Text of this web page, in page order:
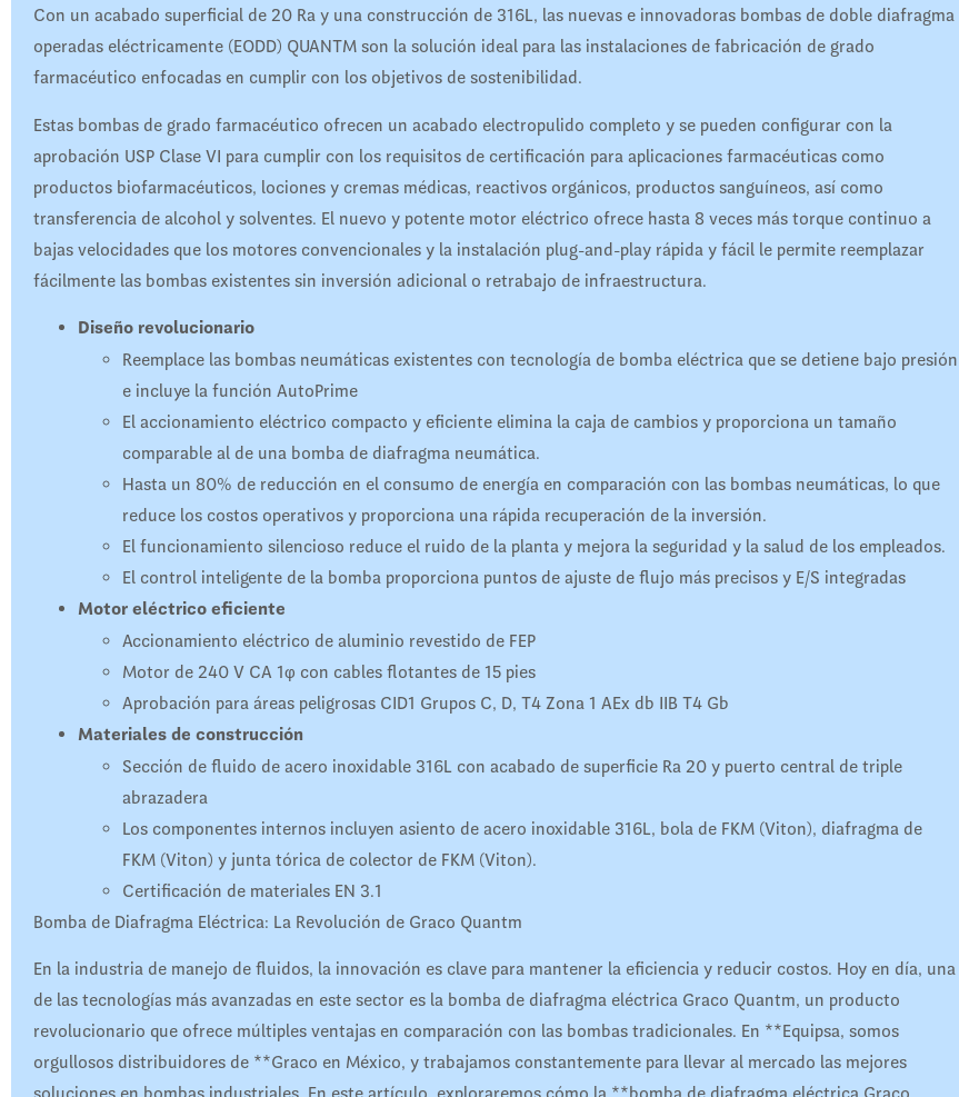
Con un acabado superficial de 20 Ra y una construcción de 316L, las nuevas e innovadoras bombas de doble diafragma
operadas eléctricamente (EODD) QUANTM son la solución ideal para las instalaciones de fabricación de grado
farmacéutico enfocadas en cumplir con los objetivos de sostenibilidad.
Estas bombas de grado farmacéutico ofrecen un acabado electropulido completo y se pueden configurar con la
aprobación USP Clase VI para cumplir con los requisitos de certificación para aplicaciones farmacéuticas como
productos biofarmacéuticos, lociones y cremas médicas, reactivos orgánicos, productos sanguíneos, así como
transferencia de alcohol y solventes. El nuevo y potente motor eléctrico ofrece hasta 8 veces más torque continuo a
bajas velocidades que los motores convencionales y la instalación plug-and-play rápida y fácil le permite reemplazar
fácilmente las bombas existentes sin inversión adicional o retrabajo de infraestructura.
Diseño revolucionario
Reemplace las bombas neumáticas existentes con tecnología de bomba eléctrica que se detiene bajo presión
e incluye la función AutoPrime
El accionamiento eléctrico compacto y eficiente elimina la caja de cambios y proporciona un tamaño
comparable al de una bomba de diafragma neumática.
Hasta un 80% de reducción en el consumo de energía en comparación con las bombas neumáticas, lo que
reduce los costos operativos y proporciona una rápida recuperación de la inversión.
El funcionamiento silencioso reduce el ruido de la planta y mejora la seguridad y la salud de los empleados.
El control inteligente de la bomba proporciona puntos de ajuste de flujo más precisos y E/S integradas
Motor eléctrico eficiente
Accionamiento eléctrico de aluminio revestido de FEP
Motor de 240 V CA 1φ con cables flotantes de 15 pies
Aprobación para áreas peligrosas CID1 Grupos C, D, T4 Zona 1 AEx db IIB T4 Gb
Materiales de construcción
Sección de fluido de acero inoxidable 316L con acabado de superficie Ra 20 y puerto central de triple
abrazadera
Los componentes internos incluyen asiento de acero inoxidable 316L, bola de FKM (Viton), diafragma de
FKM (Viton) y junta tórica de colector de FKM (Viton).
Certificación de materiales EN 3.1
Bomba de Diafragma Eléctrica: La Revolución de Graco Quantm
En la industria de manejo de fluidos, la innovación es clave para mantener la eficiencia y reducir costos. Hoy en día, una
de las tecnologías más avanzadas en este sector es la bomba de diafragma eléctrica Graco Quantm, un producto
revolucionario que ofrece múltiples ventajas en comparación con las bombas tradicionales. En **Equipsa, somos
orgullosos distribuidores de **Graco en México, y trabajamos constantemente para llevar al mercado las mejores